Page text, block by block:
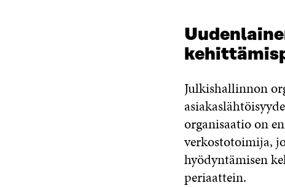
Julkishallinnon
organisaatio on
verkostotoimija,
hyödyntämisen
periaattein.